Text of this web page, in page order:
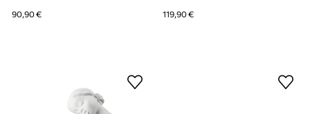
90,90 € 119,90 €